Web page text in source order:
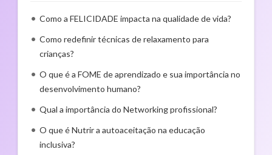
Como a FELICIDADE impacta na qualidade de vida?
Como redefinir técnicas de relaxamento para
crianças?
O que é a FOME de aprendizado e sua importância no
desenvolvimento humano?
Qual a importância do Networking profissional?
O que é Nutrir a autoaceitação na educação
inclusiva?